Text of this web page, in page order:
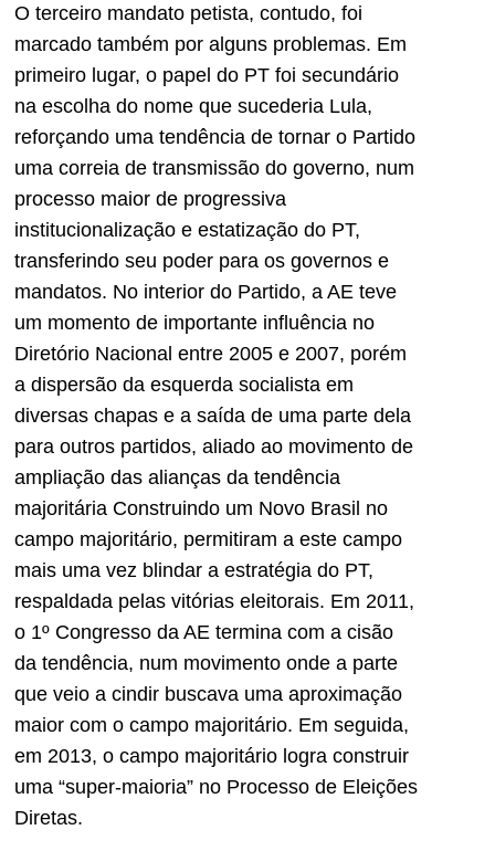
O terceiro mandato petista, contudo, foi
marcado também por alguns problemas. Em
primeiro lugar, o papel do PT foi secundário
na escolha do nome que sucederia Lula,
reforçando uma tendência de tornar o Partido
uma correia de transmissão do governo, num
processo maior de progressiva
institucionalização e estatização do PT,
transferindo seu poder para os governos e
mandatos. No interior do Partido, a AE teve
um momento de importante influência no
Diretório Nacional entre 2005 e 2007, porém
a dispersão da esquerda socialista em
diversas chapas e a saída de uma parte dela
para outros partidos, aliado ao movimento de
ampliação das alianças da tendência
majoritária Construindo um Novo Brasil no
campo majoritário, permitiram a este campo
mais uma vez blindar a estratégia do PT,
respaldada pelas vitórias eleitorais. Em 2011,
o 1º Congresso da AE termina com a cisão
da tendência, num movimento onde a parte
que veio a cindir buscava uma aproximação
maior com o campo majoritário. Em seguida,
em 2013, o campo majoritário logra construir
uma “super-maioria” no Processo de Eleições
Diretas.